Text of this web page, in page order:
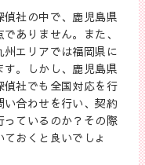
社の中で、鹿児島県
ありません。また、
エリアでは福岡県に
。しかし、鹿児島県
社でも全国対応を行
合わせを行い、契約
ているのか？その際
おくと良いでしょ